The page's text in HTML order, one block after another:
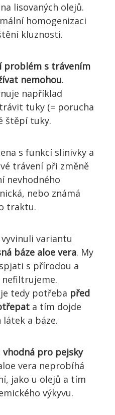
lisovaných olejů.
homogenizaci
kluznosti.
problém s trávením
nemohou.
například
tuky (= porucha
štěpí tuky.
s funkcí slinivky a
trávení při změně
nevhodného
nebo známá
traktu.
variantu
báze aloe vera. My
s přírodou a
nefiltrujeme.
je tedy potřeba před
a tím dojde
a báze.
vhodná pro pejsky
vera neprobíhá
jako u olejů a tím
výkyvu.